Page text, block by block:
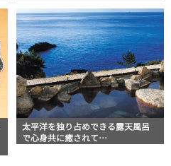
太平洋を独り占めできる露天風呂
で心身共に癒されて…